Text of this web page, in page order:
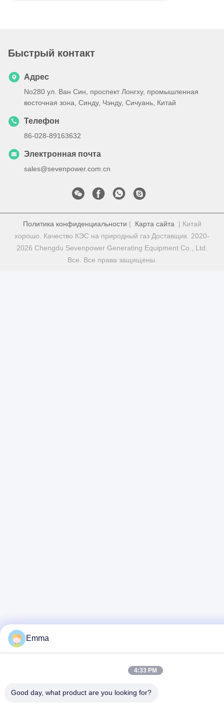
Быстрый контакт
Адрес
No280 ул. Ван Син, проспект Лонгху, промышленная
восточная зона, Синду, Чэнду, Сичуань, Китай
Телефон
86-028-89163632
Электронная почта
sales@sevenpower.com.cn
Политика конфиденциальности | Карта сайта | Китай
хорошо. Качество КЭС на природный газ Доставщик. 2020-
2026 Chengdu Sevenpower Generating Equipment Co., Ltd.
Все. Все права защищены.
Emma
4:33 PM
Good day, what product are you looking for?